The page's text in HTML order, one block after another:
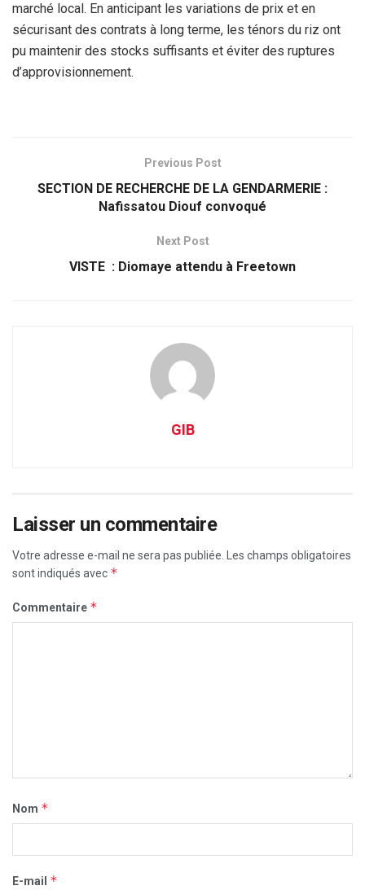
marché local. En anticipant les variations de prix et en
sécurisant des contrats à long terme, les ténors du riz ont
pu maintenir des stocks suffisants et éviter des ruptures
d’approvisionnement.
Previous Post
SECTION DE RECHERCHE DE LA GENDARMERIE :
Nafissatou Diouf convoqué
Next Post
VISTE : Diomaye attendu à Freetown
GIB
Laisser un commentaire
Votre adresse e-mail ne sera pas publiée. Les champs obligatoires
sont indiqués avec *
Commentaire *
Nom *
E-mail *